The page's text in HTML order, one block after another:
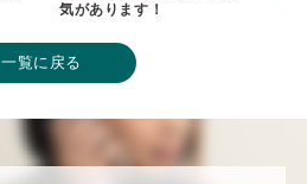
気があります！
一覧に戻る